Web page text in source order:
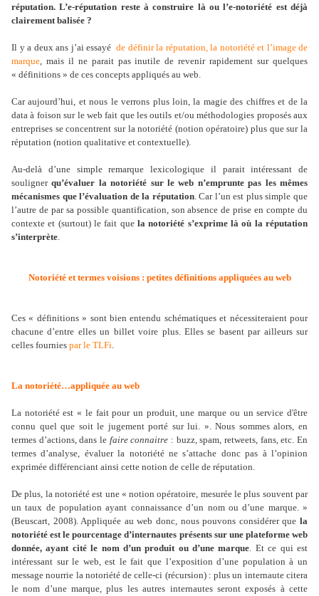
réputation. L’e-réputation reste à construire là ou l’e-notoriété est déjà
clairement balisée ?
Il y a deux ans j’ai essayé de définir la réputation, la notoriété et l’image de
marque, mais il ne parait pas inutile de revenir rapidement sur quelques
« définitions » de ces concepts appliqués au web.
Car aujourd’hui, et nous le verrons plus loin, la magie des chiffres et de la
data à foison sur le web fait que les outils et/ou méthodologies proposés aux
entreprises se concentrent sur la notoriété (notion opératoire) plus que sur la
réputation (notion qualitative et contextuelle).
Au-delà d’une simple remarque lexicologique il parait intéressant de
soulignerqu’évaluer la notoriété sur le web n’emprunte pas les mêmes
mécanismes que l’évaluation de la réputation. Car l’un est plus simple que
l’autre de par sa possible quantification, son absence de prise en compte du
contexte et (surtout) le fait que la notoriété s’exprime là où la réputation
s’interprète.
Notoriété et termes voisions : petites définitions appliquées au web
Ces « définitions » sont bien entendu schématiques et nécessiteraient pour
chacune d’entre elles un billet voire plus. Elles se basent par ailleurs sur
celles fournies par le TLFi.
La notoriété…appliquée au web
La notoriété est « le fait pour un produit, une marque ou un service d'être
connu quel que soit le jugement porté sur lui. ». Nous sommes alors, en
termes d’actions, dans le faire connaitre : buzz, spam, retweets, fans, etc. En
termes d’analyse, évaluer la notoriété ne s’attache donc pas à l’opinion
exprimée différenciant ainsi cette notion de celle de réputation.
De plus, la notoriété est une « notion opératoire, mesurée le plus souvent par
un taux de population ayant connaissance d’un nom ou d’une marque. »
(Beuscart, 2008). Appliquée au web donc, nous pouvons considérer que la
notoriété est le pourcentage d’internautes présents sur une plateforme web
donnée, ayant cité le nom d’un produit ou d’une marque. Et ce qui est
intéressant sur le web, est le fait que l’exposition d’une population à un
message nourrie la notoriété de celle-ci (récursion) : plus un internaute citera
le nom d’une marque, plus les autres internautes seront exposés à cette